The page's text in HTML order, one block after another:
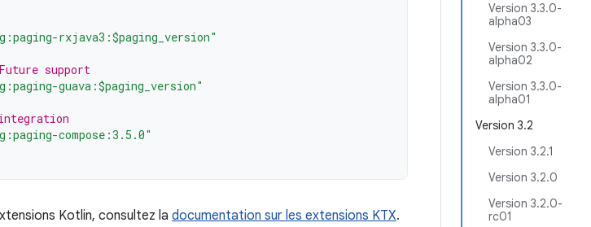
Version 3.3.0-
alpha03
Version 3.3.0-
alpha02
Version 3.3.0-
alpha01
Version 3.2
Version 3.2.1
Version 3.2.0
Version 3.2.0-
rc01
rxjava3:$paging_version"
support
guava:$paging_version"
compose:3.5.0"
Kotlin, consultez la documentation sur les extensions KTX.